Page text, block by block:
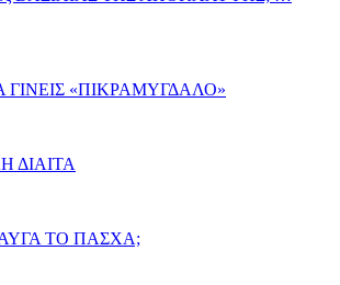
«ΠΙΚΡΑΜΥΓΔΑΛΟ»
ΔΙΑΙΤΑ
ΤΟ ΠΑΣΧΑ;